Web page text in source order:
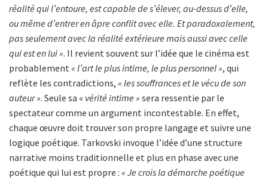
réalité qui l’entoure, est capable de s’élever, au-dessus d’elle,
ou même d’entrer en âpre conflit avec elle. Et paradoxalement,
pas seulement avec la réalité extérieure mais aussi avec celle
qui est en lui ». Il revient souvent sur l’idée que le cinéma est
probablement « l’art le plus intime, le plus personnel », qui
reflète les contradictions, « les souffrances et le vécu de son
auteur ». Seule sa « vérité intime » sera ressentie par le
spectateur comme un argument incontestable. En effet,
chaque œuvre doit trouver son propre langage et suivre une
logique poétique. Tarkovski invoque l’idée d’une structure
narrative moins traditionnelle et plus en phase avec une
poétique qui lui est propre : « Je crois la démarche poétique